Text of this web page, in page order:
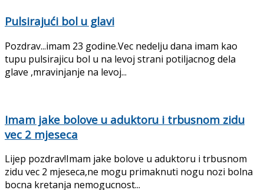
Pulsirajući bol u glavi
Pozdrav...imam 23 godine.Vec nedelju dana imam kao
tupu pulsirajicu bol u na levoj strani potiljacnog dela
glave ,mravinjanje na levoj...
Imam jake bolove u aduktoru i trbusnom zidu
vec 2 mjeseca
Lijep pozdrav!Imam jake bolove u aduktoru i trbusnom
zidu vec 2 mjeseca,ne mogu primaknuti nogu nozi bolna
bocna kretanja nemogucnost...